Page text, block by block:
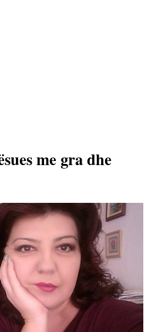
me gra dhe